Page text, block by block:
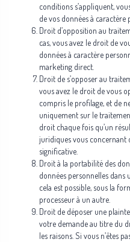
conditions s’appliquent,
de vos données à caractère
Droit d’opposition au
cas, vous avez le droit de
données à caractère
marketing direct.
Droit de s’opposer au
vous avez le droit de vous
compris le profilage, et de
uniquement sur le
droit chaque fois qu’un
juridiques vous concernant
significative.
Droit à la portabilité des
données personnelles
cela est possible, sous la
processeur à un autre.
Droit de déposer une
votre demande au titre du
les raisons. Si vous n’êtes